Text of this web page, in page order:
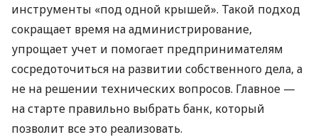
инструменты «под одной крышей». Такой подход
сокращает время на администрирование,
упрощает учет и помогает предпринимателям
сосредоточиться на развитии собственного дела, а
не на решении технических вопросов. Главное —
на старте правильно выбрать банк, который
позволит все это реализовать.